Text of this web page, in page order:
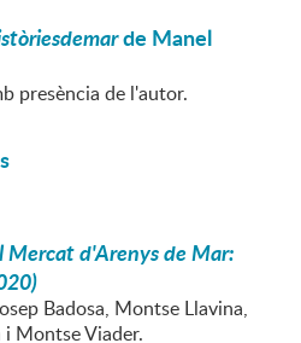
de Manel
presència de l'autor.
Mercat d'Arenys de Mar:
Badosa, Montse Llavina,
Montse Viader.